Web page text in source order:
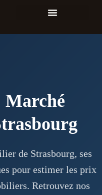
Marché
de Strasbourg, ses
pour estimer les prix
Retrouvez nos